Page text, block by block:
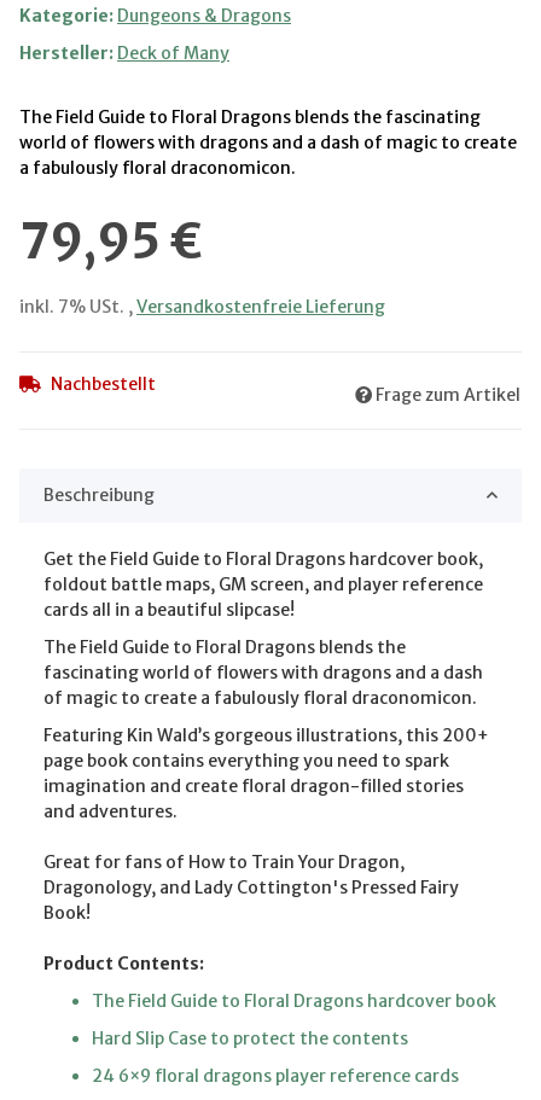
Kategorie: Dungeons & Dragons
Hersteller: Deck of Many
The Field Guide to Floral Dragons blends the fascinating
world of flowers with dragons and a dash of magic to create
a fabulously floral draconomicon.
79,95 €
inkl. 7% USt. ,Versandkostenfreie Lieferung
Nachbestellt Frage zum Artikel
Beschreibung
Get the Field Guide to Floral Dragons hardcover book,
foldout battle maps, GM screen, and player reference
cards all in a beautiful slipcase!
The Field Guide to Floral Dragons blends the
fascinating world of flowers with dragons and a dash
of magic to create a fabulously floral draconomicon.
Featuring Kin Wald’s gorgeous illustrations, this 200+
page book contains everything you need to spark
imagination and create floral dragon-filled stories
and adventures.
Great for fans of How to Train Your Dragon,
Dragonology, and Lady Cottington's Pressed Fairy
Book!
Product Contents:
The Field Guide to Floral Dragons hardcover book
Hard Slip Case to protect the contents
24 6×9 floral dragons player reference cards